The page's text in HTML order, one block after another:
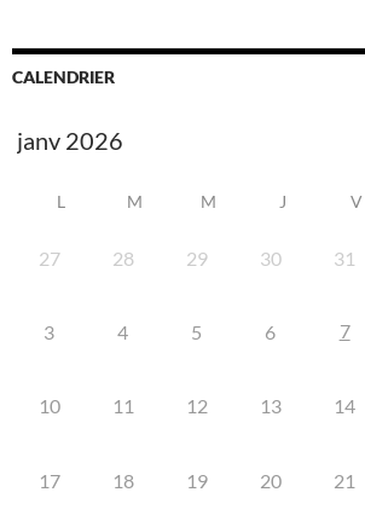
CALENDRIER
L M M J V
27 28 29 30 31
3 4 5 6 7
10 11 12 13 14
17 18 19 20 21